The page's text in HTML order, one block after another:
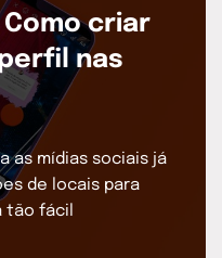
Como criar
nas
as mídias sociais já
de locais para
tão fácil